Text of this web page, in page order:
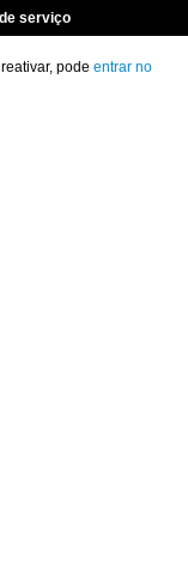
serviço
pode entrar no